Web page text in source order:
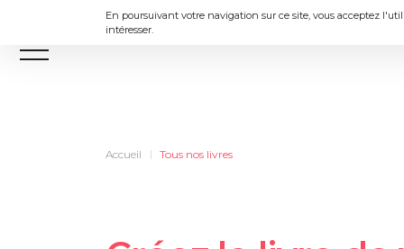
En poursuivant votre navigation sur ce site, vous acceptez
intéresser.
Menu
Accueil Tous nos livres